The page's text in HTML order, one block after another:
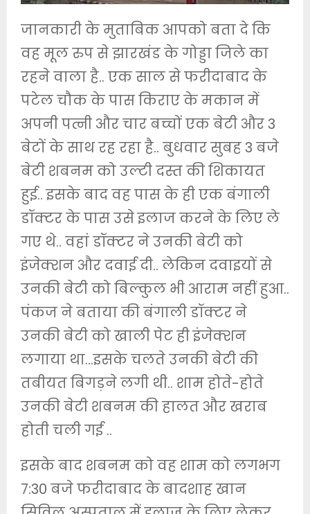
जानकारी के मुताबिक आपको बता दे कि
वह मूल रुप से झारखंड के गोड्डा जिले का
रहने वाला है.. एक साल से फरीदाबाद के
पटेल चौक के पास किराए के मकान में
अपनी पत्नी और चार बच्चों एक बेटी और 3
बेटों के साथ रह रहा है.. बुधवार सुबह 3 बजे
बेटी शबनम को उल्टी दस्त की शिकायत
हुई.. इसके बाद वह पास के ही एक बंगाली
डॉक्टर के पास उसे इलाज करने के लिए ले
गए थे.. वहां डॉक्टर ने उनकी बेटी को
इंजेक्शन और दवाई दी.. लेकिन दवाइयों से
उनकी बेटी को बिल्कुल भी आराम नहीं हुआ..
पंकज ने बताया की बंगाली डॉक्टर ने
उनकी बेटी को खाली पेट ही इंजेक्शन
लगाया था…इसके चलते उनकी बेटी की
तबीयत बिगड़ने लगी थी.. शाम होते-होते
उनकी बेटी शबनम की हालत और खराब
होती चली गई ..
इसके बाद शबनम को वह शाम को लगभग
7:30 बजे फरीदाबाद के बादशाह खान